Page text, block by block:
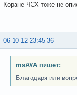
Коране ЧСХ тоже не
06-10-12 23:45:36
msAVA пишет:
Благодаря или